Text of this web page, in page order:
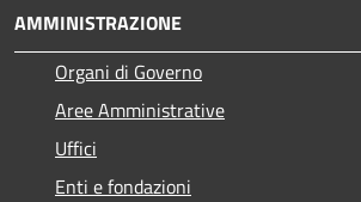
AMMINISTRAZIONE
Organi di Governo
Aree Amministrative
Uffici
Enti e fondazioni